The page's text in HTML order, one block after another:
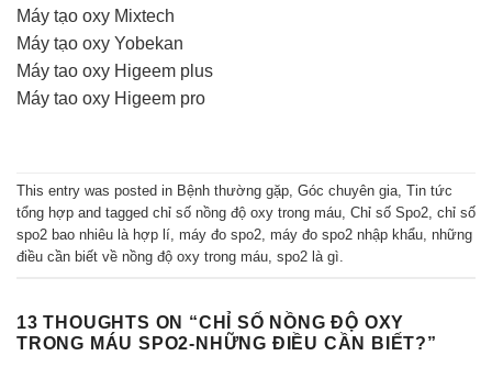
Máy tạo oxy Mixtech
Máy tạo oxy Yobekan
Máy tao oxy Higeem plus
Máy tao oxy Higeem pro
This entry was posted in Bệnh thường gặp, Góc chuyên gia, Tin tức
tổng hợp and tagged chỉ số nồng độ oxy trong máu, Chỉ số Spo2, chỉ số
spo2 bao nhiêu là hợp lí, máy đo spo2, máy đo spo2 nhập khẩu, những
điều cần biết về nồng độ oxy trong máu, spo2 là gì.
13 THOUGHTS ON “CHỈ SỐ NỒNG ĐỘ OXY
TRONG MÁU SPO2-NHỮNG ĐIỀU CẦN BIẾT?”